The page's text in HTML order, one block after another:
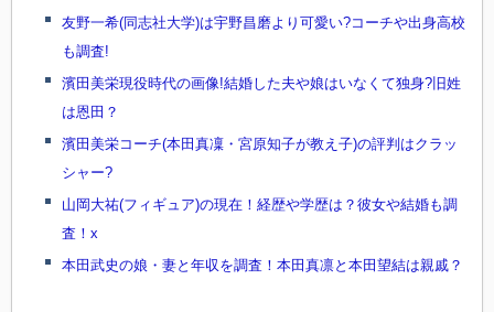
友野一希(同志社大学)は宇野昌磨より可愛い?コーチや出身高校
も調査!
濱田美栄現役時代の画像!結婚した夫や娘はいなくて独身?旧姓
は恩田？
濱田美栄コーチ(本田真凜・宮原知子が教え子)の評判はクラッ
シャー?
山岡大祐(フィギュア)の現在！経歴や学歴は？彼女や結婚も調
査！x
本田武史の娘・妻と年収を調査！本田真凛と本田望結は親戚？